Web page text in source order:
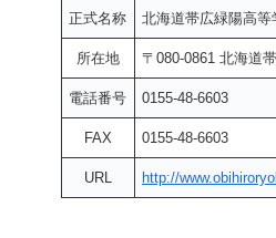
正式名称 北海道帯広緑陽高等
所在地 〒080-0861 北海道
電話番号 0155-48-6603
FAX 0155-48-6603
URL http://